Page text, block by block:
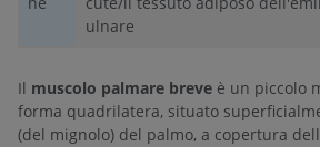
ulnare
Il muscolo palmare breve è un piccolo
forma quadrilatera, situato
(del mignolo) del palmo, a copertura